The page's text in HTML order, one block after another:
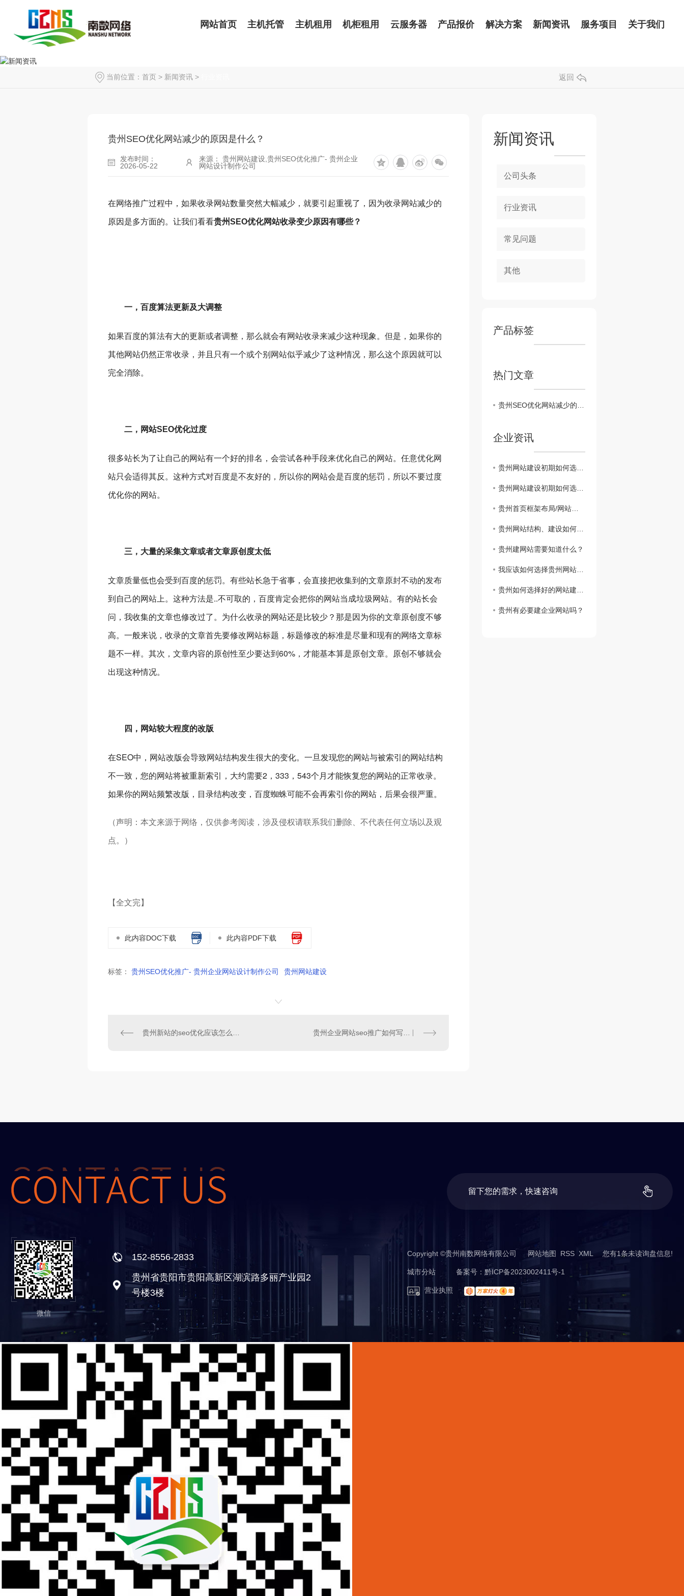
网站首页 主机托管 主机租用 机柜租用 云服务器 产品报价 解决方案 新闻资讯 服务项目 关于我们
当前位置： 首页 > 新闻资讯 > 返回
贵州SEO优化网站减少的原因是什么？
发布时间：
2026-05-22
来源： 贵州网站建设,贵州SEO优化推广- 贵州企业
网站设计制作公司
在网络推广过程中，如果收录网站数量突然大幅减少，就要引起重视了，因为收录网站减少的
原因是多方面的。让我们看看贵州SEO优化网站收录变少原因有哪些？
一，百度算法更新及大调整
如果百度的算法有大的更新或者调整，那么就会有网站收录来减少这种现象。但是，如果你的
其他网站仍然正常收录，并且只有一个或个别网站似乎减少了这种情况，那么这个原因就可以
完全消除。
二，网站SEO优化过度
很多站长为了让自己的网站有一个好的排名，会尝试各种手段来优化自己的网站。任意优化网
站只会适得其反。这种方式对百度是不友好的，所以你的网站会是百度的惩罚，所以不要过度
优化你的网站。
三，大量的采集文章或者文章原创度太低
文章质量低也会受到百度的惩罚。有些站长急于省事，会直接把收集到的文章原封不动的发布
到自己的网站上。这种方法是..不可取的，百度肯定会把你的网站当成垃圾网站。有的站长会
问，我收集的文章也修改过了。为什么收录的网站还是比较少？那是因为你的文章原创度不够
高。一般来说，收录的文章首先要修改网站标题，标题修改的标准是尽量和现有的网络文章标
题不一样。其次，文章内容的原创性至少要达到60%，才能基本算是原创文章。原创不够就会
出现这种情况。
四，网站较大程度的改版
在SEO中，网站改版会导致网站结构发生很大的变化。一旦发现您的网站与被索引的网站结构
不一致，您的网站将被重新索引，大约需要2，333，543个月才能恢复您的网站的正常收录。
如果你的网站频繁改版，目录结构改变，百度蜘蛛可能不会再索引你的网站，后果会很严重。
（声明：本文来源于网络，仅供参考阅读，涉及侵权请联系我们删除、不代表任何立场以及观
点。）
【全文完】
此内容DOC下载 此内容PDF下载
标签： 贵州SEO优化推广- 贵州企业网站设计制作公司 贵州网站建设
贵州新站的seo优化应该怎么做？ 贵州企业网站seo推广如何写原创内容？
新闻资讯
公司头条
行业资讯
常见问题
其他
产品标签
热门文章
贵州SEO优化网站减少的原因是什么？
企业资讯
贵州网站建设初期如何选择域名
贵州网站建设初期如何选择域名
贵州首页框架布局/网站建设思路
贵州网站结构、建设如何实现网站设计
贵州建网站需要知道什么？
我应该如何选择贵州网站虚拟主机？
贵州如何选择好的网站建设公司？
贵州有必要建企业网站吗？
留下您的需求 ，快速咨询
微信
152-8556-2833
贵州省贵阳市贵阳高新区湖滨路多丽产业园2
号楼3楼
Copyright ©贵州南数网络有限公司网站地图 RSS XML 您有1条未读询盘信息!
城市分站
城市分站
南明区
观山湖区
云岩区
备案号： 黔ICP备2023002411号-1
营业执照